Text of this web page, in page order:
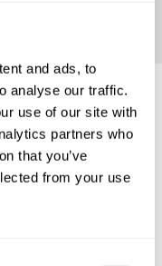
and ads, to
analyse our traffic.
use of our site with
partners who
that you’ve
from your use
sobre Chef a
Mirabal.